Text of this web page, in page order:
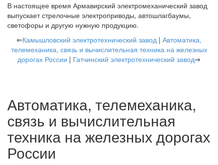
В настоящее время Армавирский электромеханический завод
выпускает стрелочные электроприводы, автошлагбаумы,
светофоры и другую нужную продукцию.
⇐Камышловский электротехнический завод | Автоматика,
телемеханика, связь и вычислительная техника на железных
дорогах России | Гатчинский электротехнический завод⇒
Автоматика, телемеханика,
связь и вычислительная
техника на железных дорогах
России